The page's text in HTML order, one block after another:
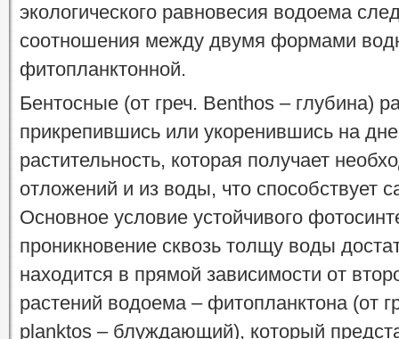
экологического равновесия водоема
соотношения между двумя формами
фитопланктонной.
Бентосные (от греч. Benthos – глубина)
прикрепившись или укоренившись на
растительность, которая получает
отложений и из воды, что способствует
Основное условие устойчивого
проникновение сквозь толщу воды
находится в прямой зависимости от
растений водоема – фитопланктона (от
planktos – блуждающий), который